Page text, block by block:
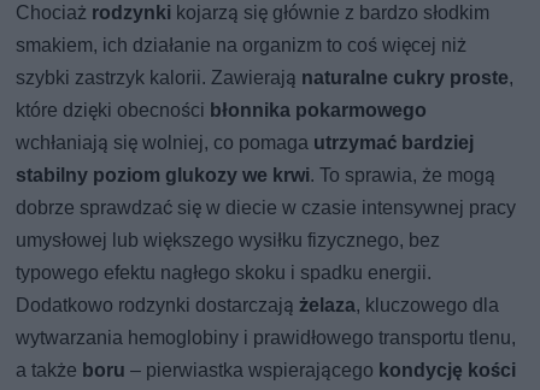
Chociaż rodzynki kojarzą się głównie z bardzo słodkim
smakiem, ich działanie na organizm to coś więcej niż
szybki zastrzyk kalorii. Zawierają naturalne cukry proste,
które dzięki obecności błonnika pokarmowego
wchłaniają się wolniej, co pomaga utrzymać bardziej
stabilny poziom glukozy we krwi. To sprawia, że mogą
dobrze sprawdzać się w diecie w czasie intensywnej pracy
umysłowej lub większego wysiłku fizycznego, bez
typowego efektu nagłego skoku i spadku energii.
Dodatkowo rodzynki dostarczajążelaza, kluczowego dla
wytwarzania hemoglobiny i prawidłowego transportu tlenu,
a także boru – pierwiastka wspierającego kondycję kości